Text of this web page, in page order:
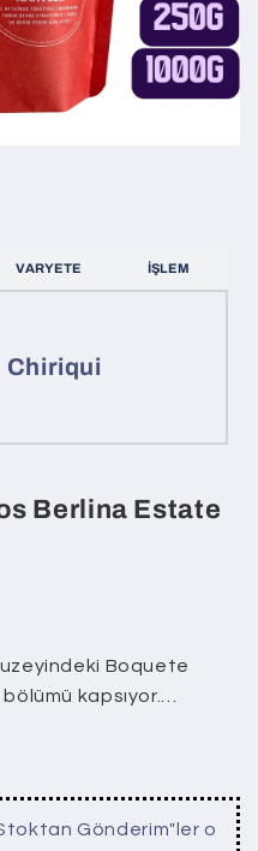
VARYETE İŞLEM
Chiriqui
Berlina Estate
Boquete
kapsıyor.…
Gönderim"ler o